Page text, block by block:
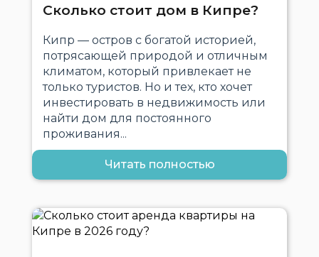
Сколько стоит дом в Кипре?
Кипр — остров с богатой историей,
потрясающей природой и отличным
климатом, который привлекает не
только туристов. Но и тех, кто хочет
инвестировать в недвижимость или
найти дом для постоянного
проживания...
Читать полностью